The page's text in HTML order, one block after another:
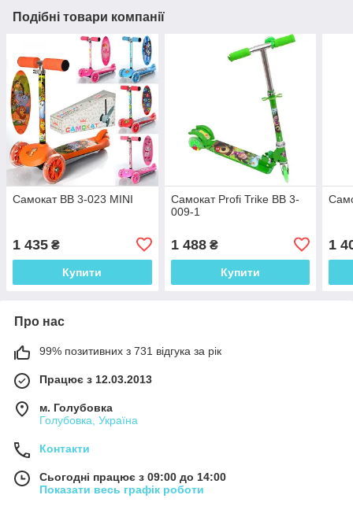
Подібні товари компанії
Самокат BB 3-023 MINI
1 435 ₴
Купити
Самокат Profi Trike BB 3-
009-1
1 488₴
Купити
1
Про нас
99% позитивних з 731 відгука за рік
Працює з 12.03.2013
м. Голубовка
Голубовка, Україна
Контакти
Сьогодні працює з 09:00 до 14:00
Показати весь графік роботи